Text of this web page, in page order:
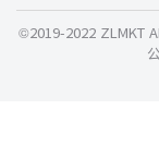
©2019-2022 ZLMKT